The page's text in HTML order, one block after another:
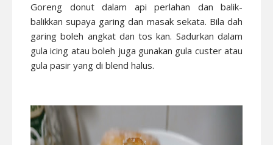
Goreng donut dalam api perlahan dan balik-
balikkan supaya garing dan masak sekata. Bila dah
garing boleh angkat dan tos kan. Sadurkan dalam
gula icing atau boleh juga gunakan gula custer atau
gula pasir yang di blend halus.